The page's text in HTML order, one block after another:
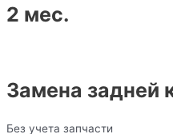
2 мес.
Замена задней
Без учета запчасти